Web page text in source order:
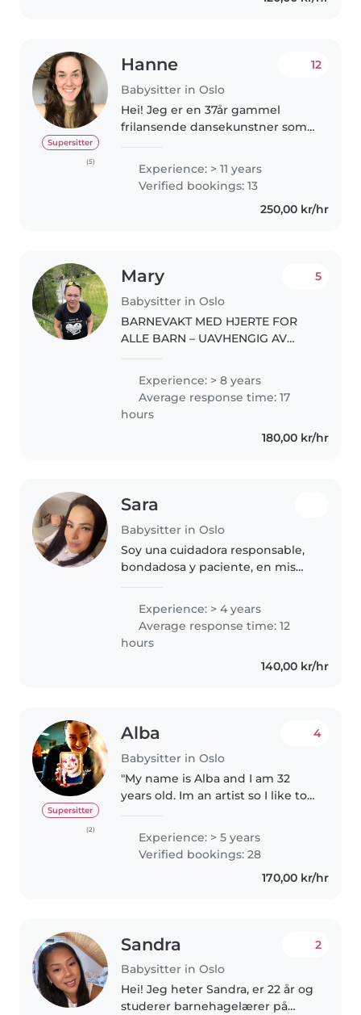
Supersitter
(5)
Hanne
Babysitter in Oslo
12
Hei! Jeg er en 37år gammel
frilansende dansekunstner som
Både for å supplere på inntekten
men også fordi jeg synes det er
skikkelig hyggelig. Bak meg..
Experience: > 11 years
Verified bookings: 13
250,00 kr/hr
Mary
Babysitter in Oslo
5
BARNEVAKT MED HJERTE FOR
ALLE BARN – UAVHENGIG AV
gammel barne- og
ungdomsarbeider med fagbrev
og over 8 års erfaring fra
barnehage. De siste fire årene..
Experience: > 8 years
Average response time: 17
hours
180,00 kr/hr
Sara
Babysitter in Oslo
Soy una cuidadora responsable,
bondadosa y paciente, en mis
cuidando niños de todas las
edades. Me encanta hacer
manualidades, música y juegos.
Estoy..
Experience: > 4 years
Average response time: 12
hours
140,00 kr/hr
Supersitter
(2)
Alba
Babysitter in Oslo
4
"My name is Alba and I am 32
years old. Im an artist so I like to
parties and events my instagram
is @painting..
Experience: > 5 years
Verified bookings: 28
170,00 kr/hr
Sandra
Babysitter in Oslo
2
Hei! Jeg heter Sandra, er 22 år og
studerer barnehagelærer på